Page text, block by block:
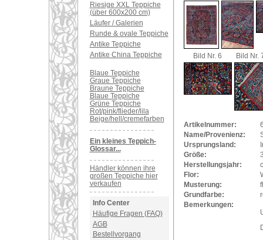
Riesige XXL Teppiche
(über 600x200 cm)
Läufer / Galerien
Runde & ovale Teppiche
Antike Teppiche
Antike China Teppiche
Blaue Teppiche
Graue Teppiche
Braune Teppiche
Blaue Teppiche
Grüne Teppiche
Rot/pink/flieder/lila
Beige/hell/cremefarben
Ein kleines Teppich-
Glossar...
Händler können ihre
großen Teppiche hier
verkaufen
Info Center
Häufige Fragen (FAQ)
AGB
Bestellvorgang
Bild Nr. 6 Bild Nr.
Artikelnummer:
Name/Provenienz:
Ursprungsland:
Größe:
Herstellungsjahr:
Flor:
Musterung:
Grundfarbe:
Bemerkungen: